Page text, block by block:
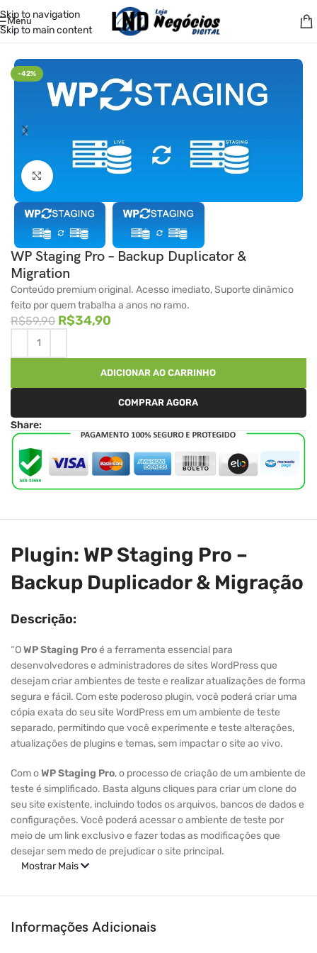
Skip to navigation
Skip to main content
Menu
Início/Backup
-42%
Clique para ampliar
WP Staging Pro – Backup Duplicator &
Migration
Conteúdo premium original. Acesso imediato, Suporte dinâmico
feito por quem trabalha a anos no ramo.
R$59,90 R$34,90
ADICIONAR AO CARRINHO
COMPRAR AGORA
Share:
Plugin: WP Staging Pro –
Backup Duplicador & Migração
Descrição:
“OWP Staging Proé a ferramenta essencial para
desenvolvedores e administradores de sites WordPress que
desejam criar ambientes de teste e realizar atualizações de forma
segura e fácil. Com este poderoso plugin, você poderá criar uma
cópia exata do seu site WordPress em um ambiente de teste
separado, permitindo que você experimente e teste alterações,
atualizações de plugins e temas, sem impactar o site ao vivo.
Com oWP Staging Pro, o processo de criação de um ambiente de
teste é simplificado. Basta alguns cliques para criar um clone do
seu site existente, incluindo todos os arquivos, bancos de dados e
configurações. Você poderá acessar o ambiente de teste por
meio de um link exclusivo e fazer todas as modificações que
desejar sem medo de prejudicar o site principal.
a opção de sincronizar as alterações feitas no ambiente de teste
Também é possível escolher quais elementos do site serão
Mostrar Mais
Informações Adicionais